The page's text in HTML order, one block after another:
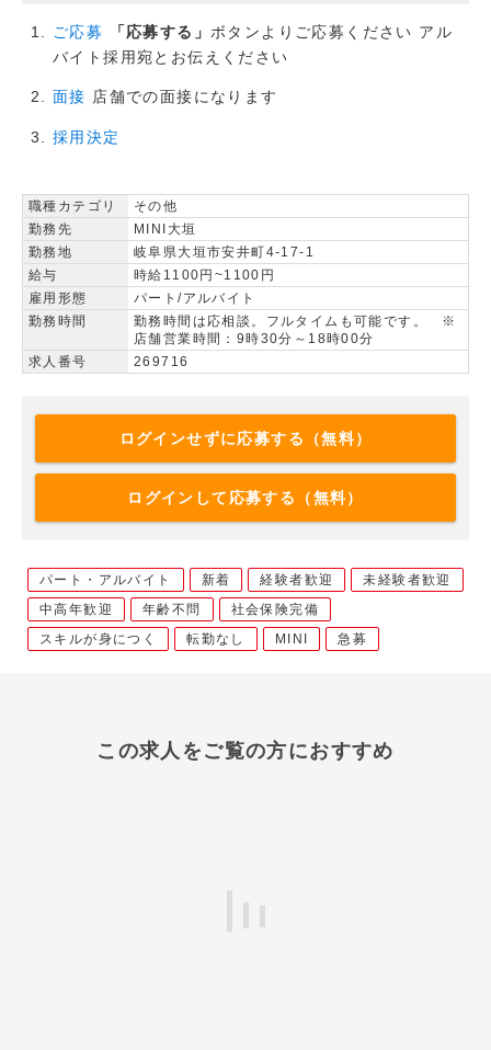
ご応募 「応募する」ボタンよりご応募ください アル
バイト採用宛とお伝えください
面接 店舗での面接になります
採用決定
職種カテゴリ
その他
勤務先
MINI大垣
勤務地
岐阜県大垣市安井町4-17-1
給与
時給1100円~1100円
雇用形態
パート/アルバイト
勤務時間
勤務時間は応相談。フルタイムも可能です。 ※
店舗営業時間：9時30分～18時00分
求人番号
269716
ログインせずに応募する（無料）
ログインして応募する（無料）
パート・アルバイト 新着 経験者歓迎
未経験者歓迎
中高年歓迎
年齢不問
社会保険完備
スキルが身につく
転勤なし MINI 急募
この求人をご覧の方におすすめ